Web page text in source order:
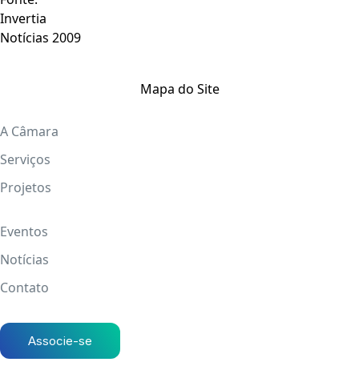
Invertia
Notícias 2009
Mapa do Site
A Câmara
Serviços
Projetos
Eventos
Notícias
Contato
Associe-se